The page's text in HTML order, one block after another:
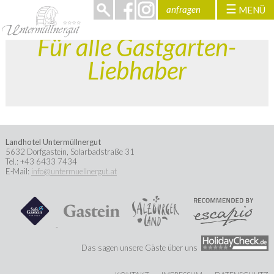
☰ MENÜ
anfragen
Für alle Gastgarten-
Liebhaber
Landhotel Untermüllnergut
5632 Dorfgastein, Solarbadstraße 31
Tel.: +43 6433 7434
E-Mail: info@untermuellnergut.at
Das sagen unsere Gäste über uns